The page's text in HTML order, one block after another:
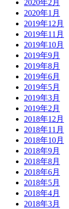
2020年2月
2020年1月
2019年12月
2019年11月
2019年10月
2019年9月
2019年8月
2019年6月
2019年5月
2019年3月
2019年2月
2018年12月
2018年11月
2018年10月
2018年9月
2018年8月
2018年6月
2018年5月
2018年4月
2018年3月